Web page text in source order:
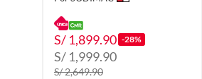
S/ 1,899.90 -28%
S/ 1,999.90
S/ 2,649.90